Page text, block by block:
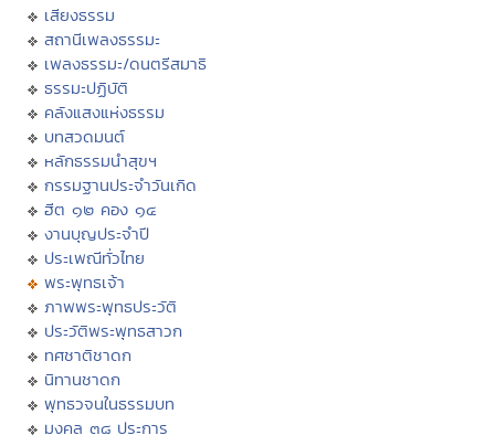
เสียงธรรม
สถานีเพลงธรรมะ
เพลงธรรมะ/ดนตรีสมาธิ
ธรรมะปฏิบัติ
คลังแสงแห่งธรรม
บทสวดมนต์
หลักธรรมนำสุขฯ
กรรมฐานประจำวันเกิด
ฮีต ๑๒ คอง ๑๔
งานบุญประจำปี
ประเพณีทั่วไทย
พระพุทธเจ้า
ภาพพระพุทธประวัติ
ประวัติพระพุทธสาวก
ทศชาติชาดก
นิทานชาดก
พุทธวจนในธรรมบท
มงคล ๓๘ ประการ